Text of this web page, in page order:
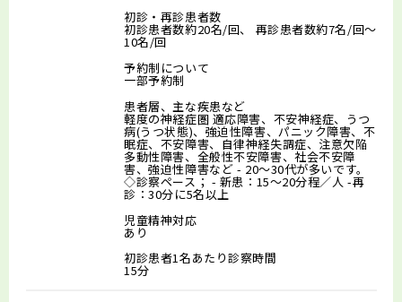
初診・再診患者数
初診患者数約20名/回、 再診患者数約7名/回～
10名/回
予約制について
一部予約制
患者層、主な疾患など
軽度の神経症圏 適応障害、不安神経症、うつ
病(うつ状態)、強迫性障害、パニック障害、不
眠症、不安障害、自律神経失調症、注意欠陥
多動性障害、全般性不安障害、社会不安障
害、強迫性障害など - 20～30代が多いです。
◇診察ペース； - 新患：15～20分程／人 -再
診：30分に5名以上
児童精神対応
あり
初診患者1名あたり診察時間
15分